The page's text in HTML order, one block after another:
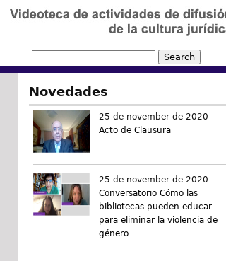
Novedades
25 de november de 2020
Acto de Clausura
25 de november de 2020
Conversatorio Cómo las
bibliotecas pueden educar
para eliminar la violencia de
género